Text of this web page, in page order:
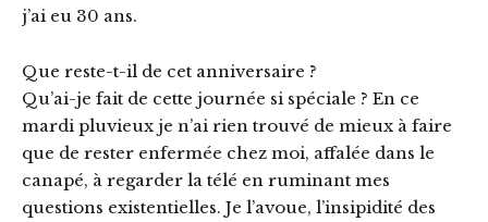
j’ai eu 30 ans.
Que reste-t-il de cet anniversaire ?
Qu’ai-je fait de cette journée si spéciale ? En ce
mardi pluvieux je n’ai rien trouvé de mieux à faire
que de rester enfermée chez moi, affalée dans le
canapé, à regarder la télé en ruminant mes
questions existentielles. Je l’avoue, l’insipidité des